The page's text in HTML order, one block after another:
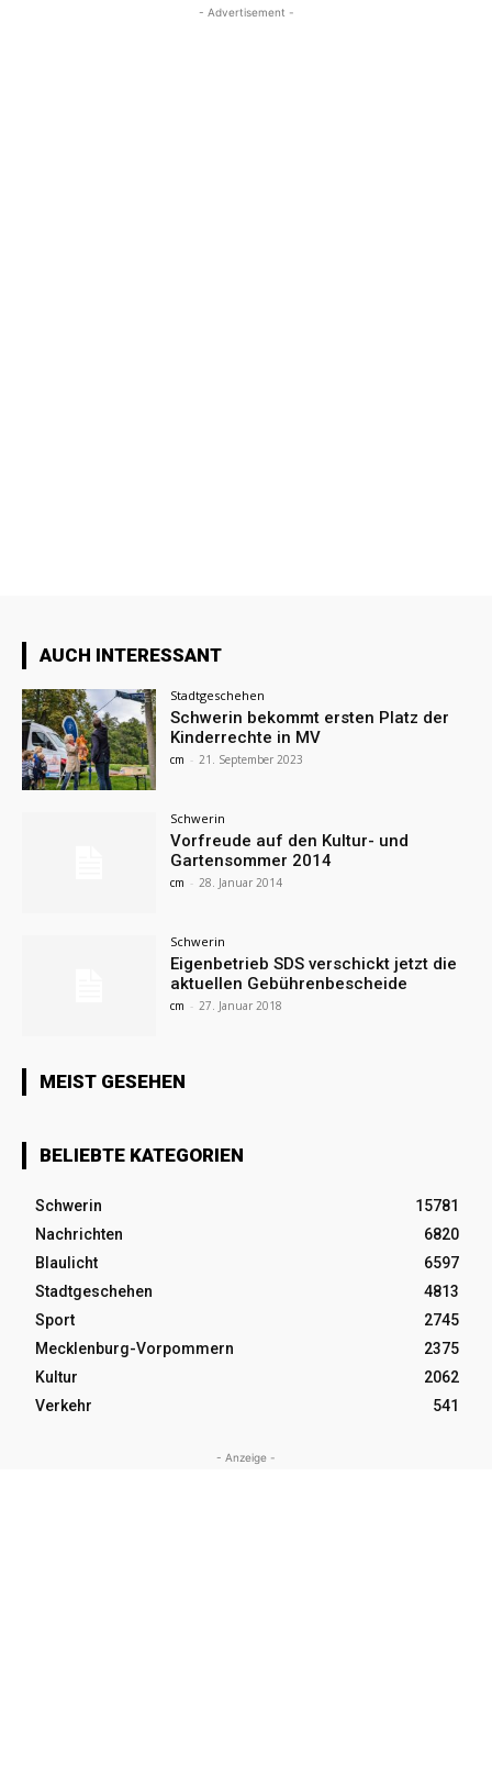
- Advertisement -
AUCH INTERESSANT
Stadtgeschehen
Schwerin bekommt ersten Platz der
Kinderrechte in MV
cm - 21. September 2023
Schwerin
Vorfreude auf den Kultur- und
Gartensommer 2014
cm - 28. Januar 2014
Schwerin
Eigenbetrieb SDS verschickt jetzt die
aktuellen Gebührenbescheide
cm - 27. Januar 2018
MEIST GESEHEN
BELIEBTE KATEGORIEN
Schwerin
15781
Nachrichten
6820
Blaulicht
6597
Stadtgeschehen
4813
Sport
2745
Mecklenburg-Vorpommern
2375
Kultur
2062
Verkehr
541
- Anzeige -